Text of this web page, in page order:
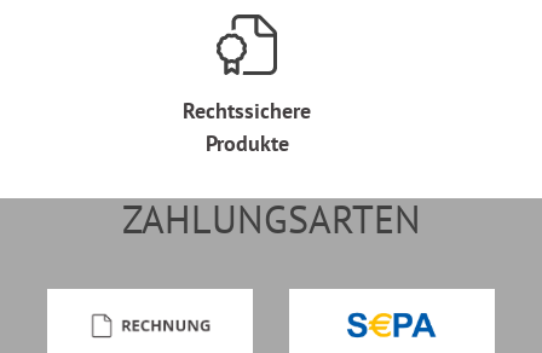
Rechtssichere
Produkte
ZAHLUNGSARTEN